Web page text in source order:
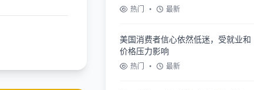
热门 • 最新
美国消费者信心依然低迷，受就业和
价格压力影响
热门 • 最新